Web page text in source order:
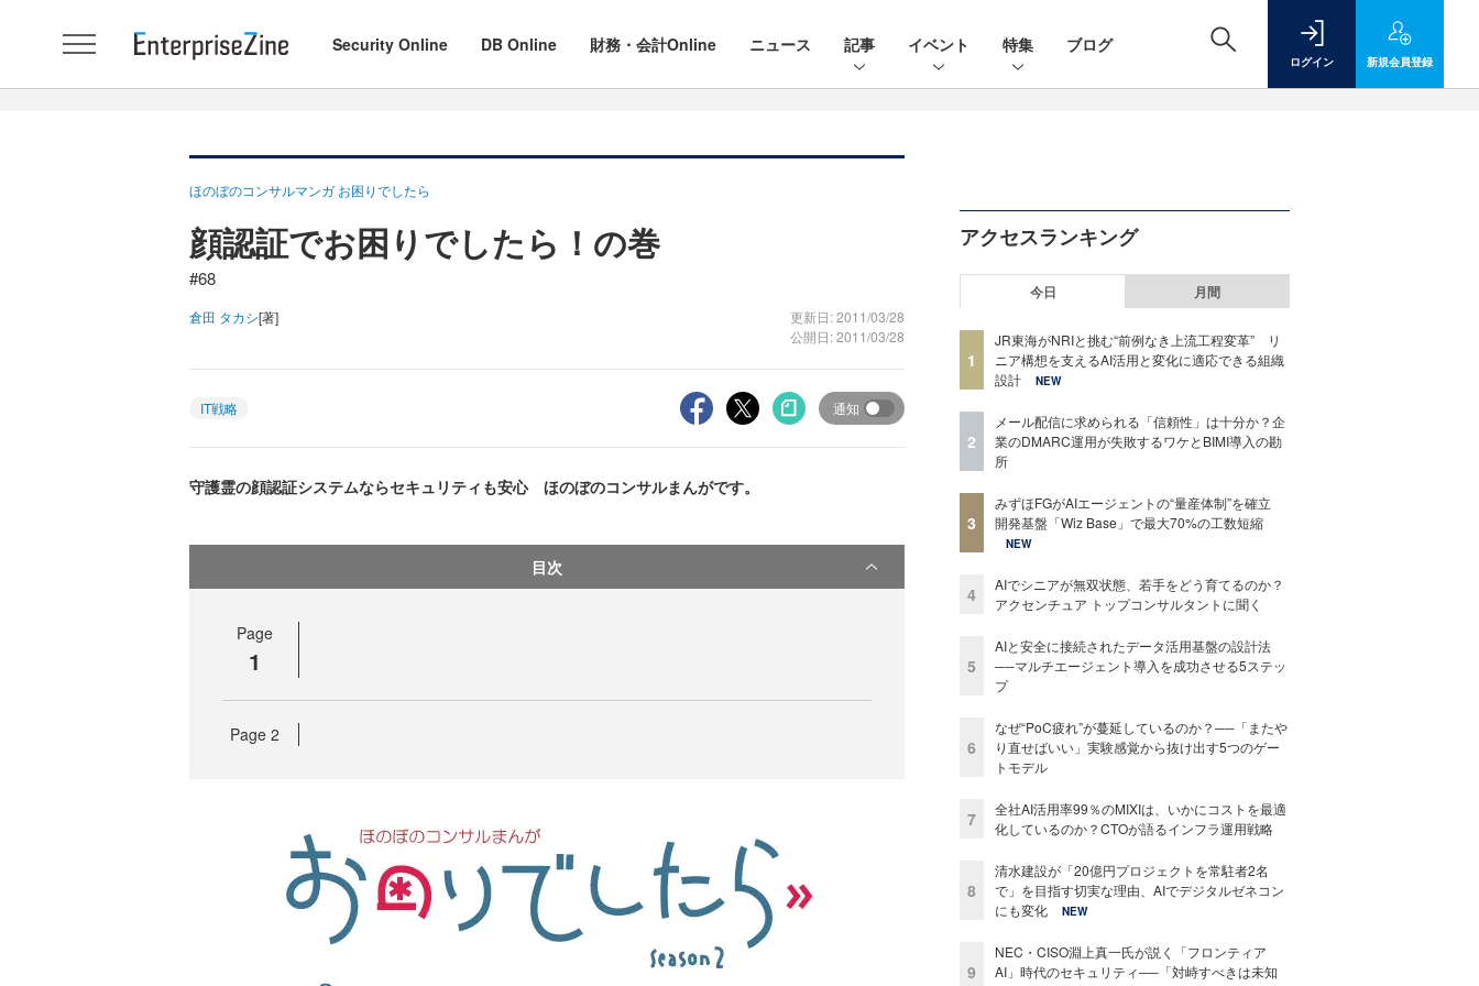
Security Online DB Online 財務・会計Online ニュース 記事 イベント 特集 ブログ
ログイン 新規会員登録
ほのぼのコンサルマンガ お困りでしたら
顔認証でお困りでしたら！の巻
#68
倉田 タカシ[著]
更新日: 2011/03/28
公開日: 2011/03/28
IT戦略 通知
守護霊の顔認証システムならセキュリティも安心 ほのぼのコンサルまんがです。
目次
Page
1
Page 2
アクセスランキング
今日 月間
1
JR東海がNRIと挑む“前例なき上流工程変革” リ
ニア構想を支えるAI活用と変化に適応できる組織
設計
NEW
2
メール配信に求められる「信頼性」は十分か？企
業のDMARC運用が失敗するワケとBIMI導入の勘
所
3
みずほFGがAIエージェントの“量産体制”を確立
開発基盤「Wiz Base」で最大70%の工数短縮
NEW
4
AIでシニアが無双状態、若手をどう育てるのか？
アクセンチュア トップコンサルタントに聞く
5
AIと安全に接続されたデータ活用基盤の設計法
──マルチエージェント導入を成功させる5ステッ
プ
6
なぜ“PoC疲れ”が蔓延しているのか？──「またや
り直せばいい」実験感覚から抜け出す5つのゲー
トモデル
7
全社AI活用率99％のMIXIは、いかにコストを最適
化しているのか？CTOが語るインフラ運用戦略
8
清水建設が「20億円プロジェクトを常駐者2名
で」を目指す切実な理由、AIでデジタルゼネコン
にも変化
NEW
9
NEC・CISO淵上真一氏が説く「フロンティア
AI」時代のセキュリティ──「対峙すべきは未知